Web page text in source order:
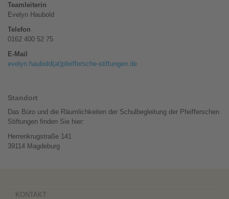
Teamleiterin
Evelyn Haubold
Telefon
0162 400 52 75
E-Mail
evelyn.haubold(at)pfeiffersche-stiftungen.de
Standort
Das Büro und die Räumlichkeiten der Schulbegleitung der Pfeifferschen
Stiftungen finden Sie hier:
Herrenkrugstraße 141
39114 Magdeburg
KONTAKT